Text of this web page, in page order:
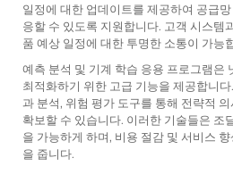
일정에 대한 업데이트를 제공하여 공급
응할 수 있도록 지원합니다. 고객 시스템
품 예상 일정에 대한 투명한 소통이 가능
예측 분석 및 기계 학습 응용 프로그램은
최적화하기 위한 고급 기능을 제공합니
과 분석, 위험 평가 도구를 통해 전략적
확보할 수 있습니다. 이러한 기술들은 조
을 가능하게 하며, 비용 절감 및 서비스
을 줍니다.